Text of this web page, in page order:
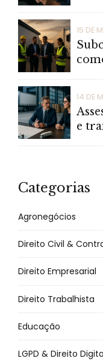
15 DE
14 DE
e
Categorias
Agronegócios
Direito Civil &
Direito Empresarial
Direito Trabalhista
Educação
LGPD & Direito